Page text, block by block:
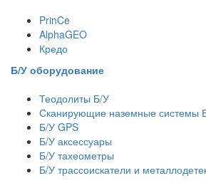
PrinCe
AlphaGEO
Кредо
Б/У оборудование
Теодолиты Б/У
Сканирующие наземные системы
Б/У GPS
Б/У аксессуары
Б/У тахеометры
Б/У трассоискатели и